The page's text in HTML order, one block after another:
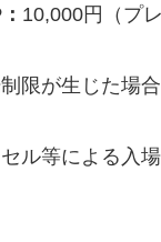
10,000円（プ
限が生じた場
ル等による入